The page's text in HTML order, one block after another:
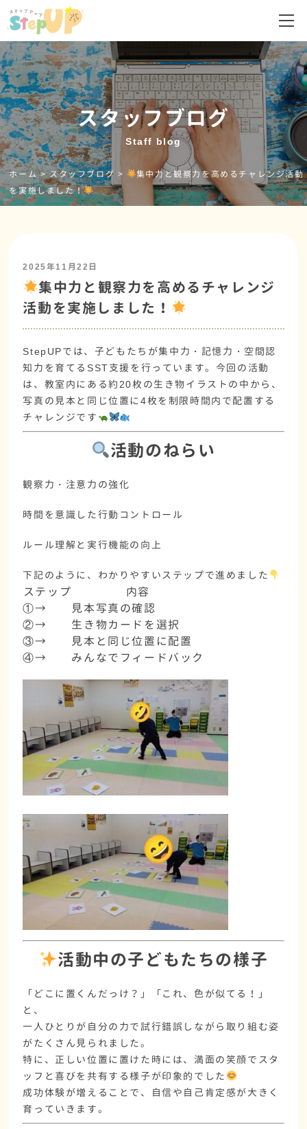
スタッフブログ
Staff blog
ホーム>スタッフブログ >
集中力と観察力を高めるチャレンジ活動
を実施しました！
2025年11月22日
集中力と観察力を高めるチャレンジ
活動を実施しました！
StepUPでは、子どもたちが集中力・記憶力・空間認
知力 を育てるSST支援を行っています。今回の活動
は、教室内にある約20枚の生き物イラスト の中から、
写真の見本と同じ位置に4枚を制限時間内で配置する
チャレンジです
活動のねらい
観察力・注意力の強化
時間を意識した行動コントロール
ルール理解と実行機能の向上
下記のように、わかりやすいステップで進めました
ステップ
内容
①→
見本写真の確認
②→
生き物カードを選択
③→
見本と同じ位置に配置
④→
みんなでフィードバック
活動中の子どもたちの様子
「どこに置くんだっけ？」「これ、色が似てる！」
と、
一人ひとりが 自分の力で試行錯誤しながら取り組む姿
がたくさん見られました。
特に、正しい位置に置けた時には、満面の笑顔でスタ
ッフと喜びを共有する様子が印象的でした
成功体験が増えることで、
自信や自己肯定感が大きく
育っていきます。